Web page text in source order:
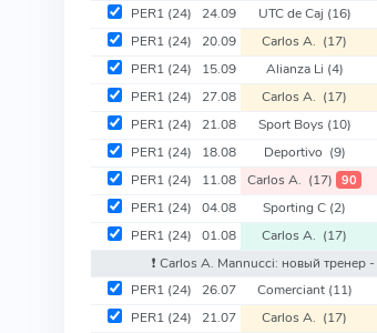
PER1 (24) 24.09 UTC de Caj (16)
PER1 (24) 20.09 Carlos A. (17)
PER1 (24) 15.09 Alianza Li (4)
PER1 (24) 27.08 Carlos A. (17)
PER1 (24) 21.08 Sport Boys (10)
PER1 (24) 18.08 Deportivo (9)
PER1 (24) 11.08 Carlos A. (17) 90
PER1 (24) 04.08 Sporting C (2)
PER1 (24) 01.08 Carlos A. (17)
❗️ Carlos A. Mannucci: новый тренер
PER1 (24) 26.07 Comerciant (11)
PER1 (24) 21.07 Carlos A. (17)